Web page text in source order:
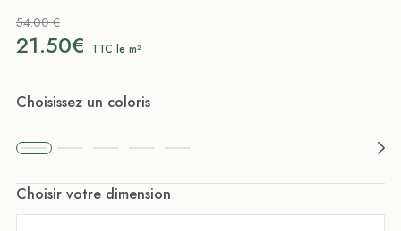
54.00 €
21.50€ TTC le m²
Choisissez un coloris
Choisir votre dimension